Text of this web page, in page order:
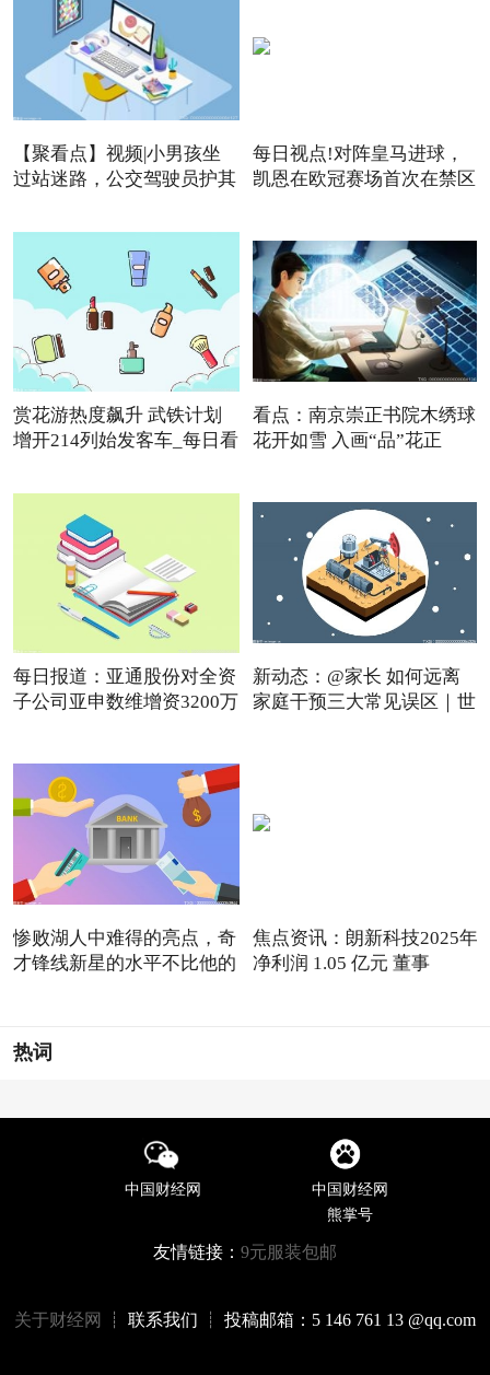
【聚看点】视频|小男孩坐
过站迷路，公交驾驶员护其
每日视点!对阵皇马进球，
凯恩在欧冠赛场首次在禁区
赏花游热度飙升 武铁计划
增开214列始发客车_每日看
看点：南京崇正书院木绣球
花开如雪 入画“品”花正
每日报道：亚通股份对全资
子公司亚申数维增资3200万
新动态：@家长 如何远离
家庭干预三大常见误区｜世
惨败湖人中难得的亮点，奇
才锋线新星的水平不比他的
焦点资讯：朗新科技2025年
净利润 1.05 亿元 董事
热词
中国财经网
中国财经网
熊掌号
友情链接： 9元服装包邮
关于财经网 ┊ 联系我们 ┊ 投稿邮箱：5 146 761 13 @qq.com